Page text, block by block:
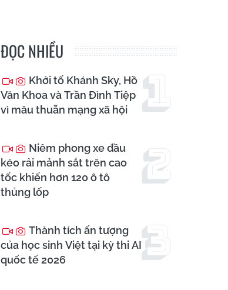
ĐỌC NHIỀU
Khởi tố Khánh Sky, Hồ
Văn Khoa và Trần Đình Tiệp
vì mâu thuẫn mạng xã hội
Niêm phong xe đầu
kéo rải mảnh sắt trên cao
tốc khiến hơn 120 ô tô
thủng lốp
Thành tích ấn tượng
của học sinh Việt tại kỳ thi AI
quốc tế 2026